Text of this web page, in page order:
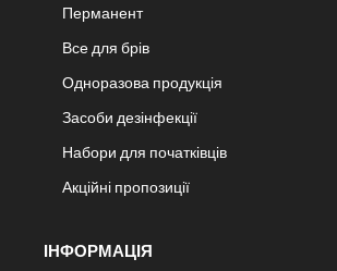
Перманент
Все для брів
Одноразова продукція
Засоби дезінфекції
Набори для початківців
Акційні пропозиції
ІНФОРМАЦІЯ